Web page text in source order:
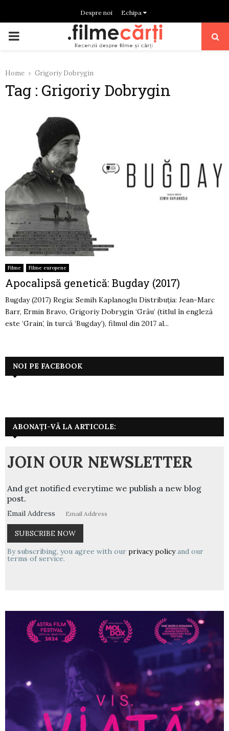
Despre noi Echipa
PRIMARY
Home Grigoriy Dobrygin
Tag : Grigoriy Dobrygin
Filme Filme europene
Apocalipsă genetică: Bugday (2017)
Bugday (2017) Regia: Semih Kaplanoglu Distribuția: Jean-Marc
Barr, Ermin Bravo, Grigoriy Dobrygin ‘Grâu’ (titlul în engleză
este ‘Grain’, în turcă ‘Bugday’), filmul din 2017 al...
NOI PE FACEBOOK
ABONAȚI-VĂ LA ARTICOLE:
JOIN OUR NEWSLETTER
And get notified everytime we publish a new blog
post.
Email Address
By subscribing, you agree with our privacy policyand our
terms of service.